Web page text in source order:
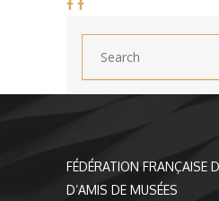
FÉDÉRATION FRANÇAISE
D’AMIS DE MUSÉES